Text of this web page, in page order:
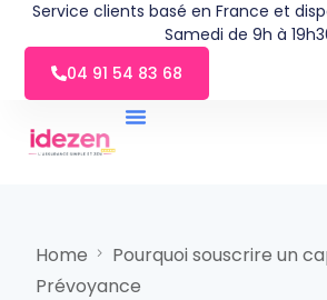
Service clients basé en France et
Samedi de 9h à
04 91 54 83 68
Home
Pourquoi souscrire un
Prévoyance